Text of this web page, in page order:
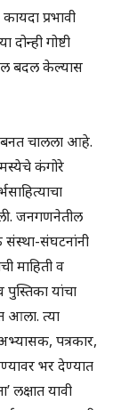
प्रभावी
गोष्टी
बदल केल्यास
बनत चालला आहे.
कंगोरे
जनगणनेतील
संघटनांनी
माहिती व
यांचा
आला. त्या
पत्रकार,
भर देण्यात
लक्षात यावी